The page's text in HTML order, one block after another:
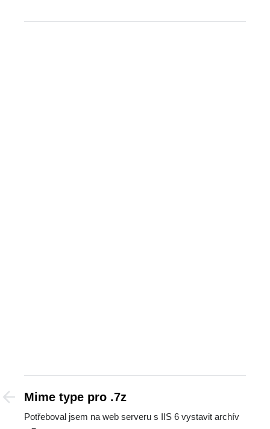
Mime type pro .7z
Potřeboval jsem na web serveru s IIS 6 vystavit archív